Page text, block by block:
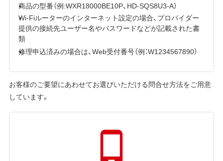
商品の型番（例:WXR18000BE10P、HD-SQS8U3-A）
Wi-Fiルーターのインターネット設定の場合、プロバイダー
提供の接続先ユーザー名やパスワードなどが記載された書
類
修理申込済みの場合は、Web受付番号（例：W1234567890）
お客様のご要望にあわせてお選びいただける問合せ方法をご用意
しています。